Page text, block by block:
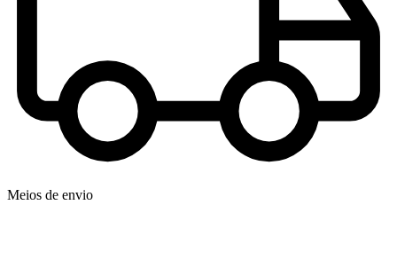
Meios de envio